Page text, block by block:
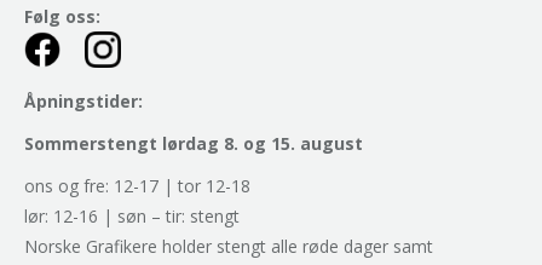
Følg oss:
Åpningstider:
Sommerstengt lørdag 8. og 15. august
ons og fre: 12-17 | tor 12-18
lør: 12-16 | søn – tir: stengt
Norske Grafikere holder stengt alle røde dager samt